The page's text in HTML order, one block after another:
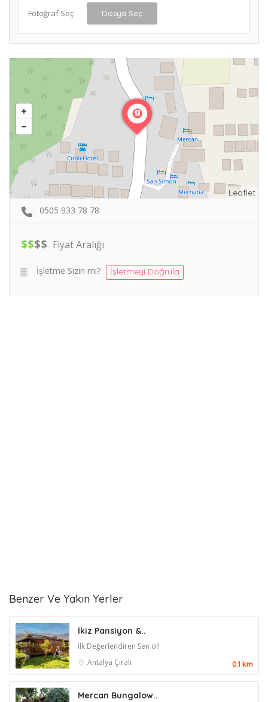
Fotoğraf Seç Dosya Seç
Leaflet
0505 933 78 78
$$$$ Fiyat Aralığı
İşletme Sizin mi? İşletmeyi Doğrula
Benzer Ve Yakın Yerler
İkiz Pansiyon &..
İlk Değerlendiren Sen ol!
Antalya Çıralı 0.1 km
Mercan Bungalow..